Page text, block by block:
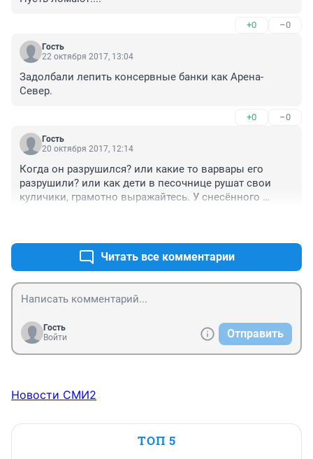
+0 –0
Гость
22 октября 2017, 13:04
Задолбали лепить консервные банки как Арена-
Север.
+0 –0
Гость
20 октября 2017, 12:14
Когда он разрушился? или какие то варвары его
разрушили? или как дети в песочнице рушат свои
куличики, грамотно выражайтесь. У снесённого
Читать все комментарии
Гость
Войти
Отправить
Новости СМИ2
ТОП 5